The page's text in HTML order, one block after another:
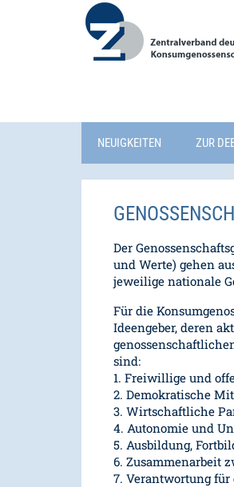
NEUIGKEITEN ZUR
Der
und Werte) gehen
jeweilige nationale
Für die
Ideengeber, deren
sind:
1. Freiwillige und
2. Demokratische
3. Wirtschaftliche
4. Autonomie und
5. Ausbildung,
6. Zusammenarbeit
7. Verantwortung für